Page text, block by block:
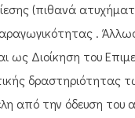
(πιθανά
.
ως Διοίκηση του
από την όδευση